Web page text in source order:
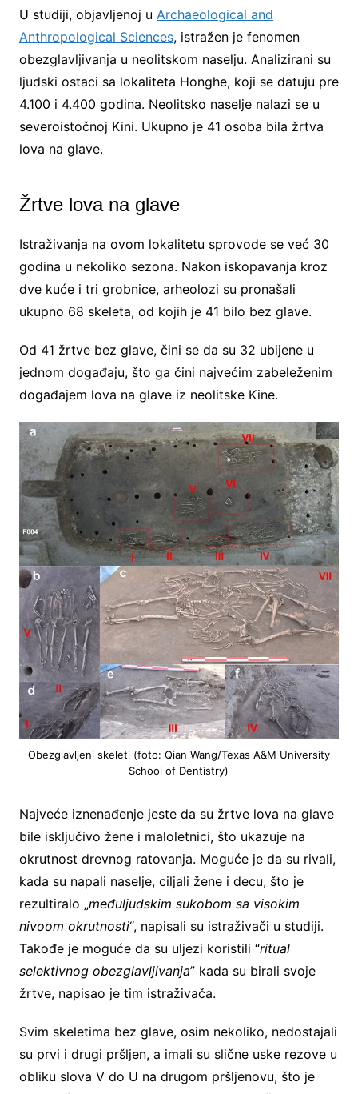
U studiji, objavljenoj u Archaeological and
Anthropological Sciences, istražen je fenomen
obezglavljivanja u neolitskom naselju. Analizirani su
ljudski ostaci sa lokaliteta Honghe, koji se datuju pre
4.100 i 4.400 godina. Neolitsko naselje nalazi se u
severoistočnoj Kini. Ukupno je 41 osoba bila žrtva
lova na glave.
Žrtve lova na glave
Istraživanja na ovom lokalitetu sprovode se već 30
godina u nekoliko sezona. Nakon iskopavanja kroz
dve kuće i tri grobnice, arheolozi su pronašali
ukupno 68 skeleta, od kojih je 41 bilo bez glave.
Od 41 žrtve bez glave, čini se da su 32 ubijene u
jednom događaju, što ga čini najvećim zabeleženim
događajem lova na glave iz neolitske Kine.
Obezglavljeni skeleti (foto: Qian Wang/Texas A&M University
School of Dentistry)
Najveće iznenađenje jeste da su žrtve lova na glave
bile isključivo žene i maloletnici, što ukazuje na
okrutnost drevnog ratovanja. Moguće je da su rivali,
kada su napali naselje, ciljali žene i decu, što je
rezultiralo „međuljudskim sukobom sa visokim
nivoom okrutnosti“, napisali su istraživači u studiji.
Takođe je moguće da su uljezi koristili “ritual
selektivnog obezglavljivanja” kada su birali svoje
žrtve, napisao je tim istraživača.
Svim skeletima bez glave, osim nekoliko, nedostajali
su prvi i drugi pršljen, a imali su slične uske rezove u
obliku slova V do U na drugom pršljenovu, što je